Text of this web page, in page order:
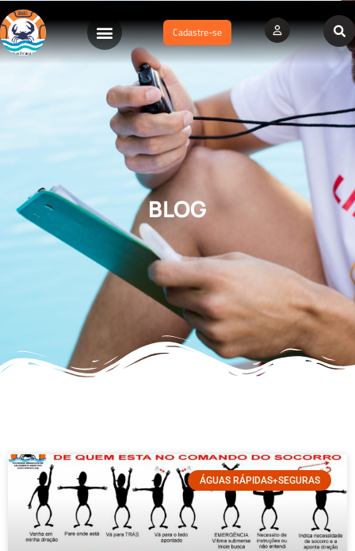
Cadastre-se
BLOG
ÁGUAS RÁPIDAS+SEGURAS